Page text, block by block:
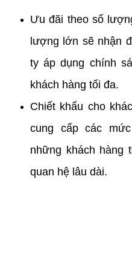
Ưu đãi theo số
lượng lớn sẽ nhận
ty áp dụng chính
khách hàng tối đa.
Chiết khấu cho
cung cấp các
những khách hàng
quan hệ lâu dài.